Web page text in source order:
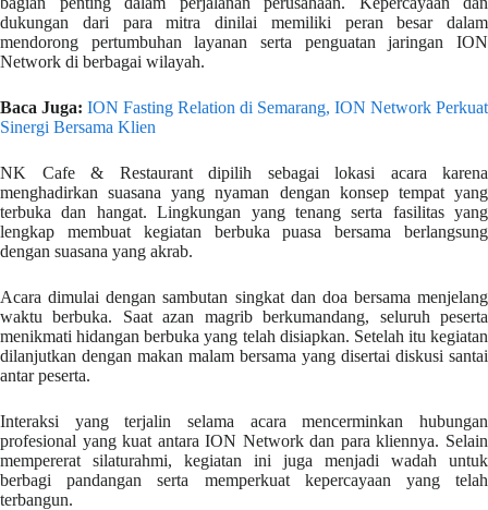
dukungan dari para mitra dinilai memiliki peran besar dalam
mendorong pertumbuhan layanan serta penguatan jaringan ION
Network di berbagai wilayah.
Baca Juga: ION Fasting Relation di Semarang, ION Network Perkuat
Sinergi Bersama Klien
NK Cafe & Restaurant dipilih sebagai lokasi acara karena
menghadirkan suasana yang nyaman dengan konsep tempat yang
terbuka dan hangat. Lingkungan yang tenang serta fasilitas yang
lengkap membuat kegiatan berbuka puasa bersama berlangsung
dengan suasana yang akrab.
Acara dimulai dengan sambutan singkat dan doa bersama menjelang
waktu berbuka. Saat azan magrib berkumandang, seluruh peserta
menikmati hidangan berbuka yang telah disiapkan. Setelah itu kegiatan
dilanjutkan dengan makan malam bersama yang disertai diskusi santai
antar peserta.
Interaksi yang terjalin selama acara mencerminkan hubungan
profesional yang kuat antara ION Network dan para kliennya. Selain
mempererat silaturahmi, kegiatan ini juga menjadi wadah untuk
berbagi pandangan serta memperkuat kepercayaan yang telah
terbangun.